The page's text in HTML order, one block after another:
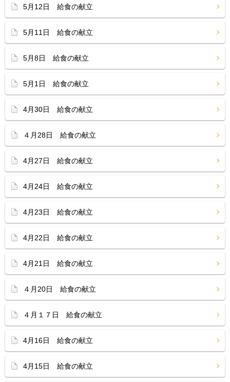
5月12日 給食の献立
5月11日 給食の献立
5月8日 給食の献立
5月1日 給食の献立
4月30日 給食の献立
４月28日 給食の献立
4月27日 給食の献立
4月24日 給食の献立
4月23日 給食の献立
4月22日 給食の献立
4月21日 給食の献立
４月20日 給食の献立
４月１７日 給食の献立
4月16日 給食の献立
4月15日 給食の献立